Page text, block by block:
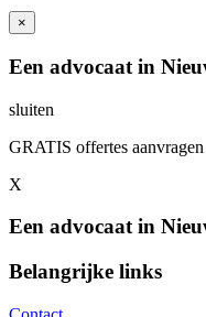
×
Een advocaat in
sluiten
GRATIS offertes aanvragen
X
Een advocaat in
Belangrijke links